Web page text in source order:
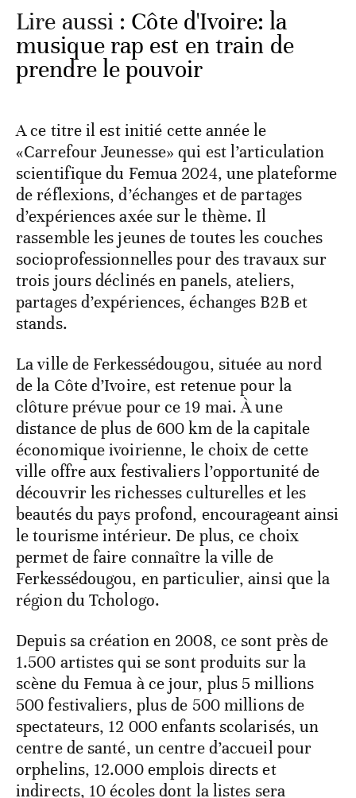
Lire aussi : Côte d'Ivoire: la
musique rap est en train de
prendre le pouvoir
A ce titre il est initié cette année le
«Carrefour Jeunesse» qui est l’articulation
scientifique du Femua 2024, une plateforme
de réflexions, d’échanges et de partages
d’expériences axée sur le thème. Il
rassemble les jeunes de toutes les couches
socioprofessionnelles pour des travaux sur
trois jours déclinés en panels, ateliers,
partages d’expériences, échanges B2B et
stands.
La ville de Ferkessédougou, située au nord
de la Côte d’Ivoire, est retenue pour la
clôture prévue pour ce 19 mai. À une
distance de plus de 600 km de la capitale
économique ivoirienne, le choix de cette
ville offre aux festivaliers l’opportunité de
découvrir les richesses culturelles et les
beautés du pays profond, encourageant ainsi
le tourisme intérieur. De plus, ce choix
permet de faire connaître la ville de
Ferkessédougou, en particulier, ainsi que la
région du Tchologo.
Depuis sa création en 2008, ce sont près de
1.500 artistes qui se sont produits sur la
scène du Femua à ce jour, plus 5 millions
500 festivaliers, plus de 500 millions de
spectateurs, 12 000 enfants scolarisés, un
centre de santé, un centre d’accueil pour
orphelins, 12.000 emplois directs et
indirects, 10 écoles dont la listes sera